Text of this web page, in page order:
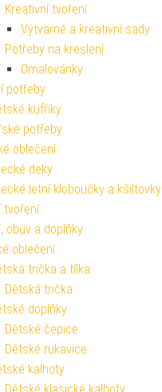
Kreativní tvoření
Výtvarné a kreativní sady
Potřeby na kreslení
Omalovánky
potřeby
kufříky
potřeby
oblečení
deky
letní kloboučky a kšiltovky
tvoření
obuv a doplňky
oblečení
trička a tílka
Dětská trička
doplňky
Dětské čepice
Dětské rukavice
kalhoty